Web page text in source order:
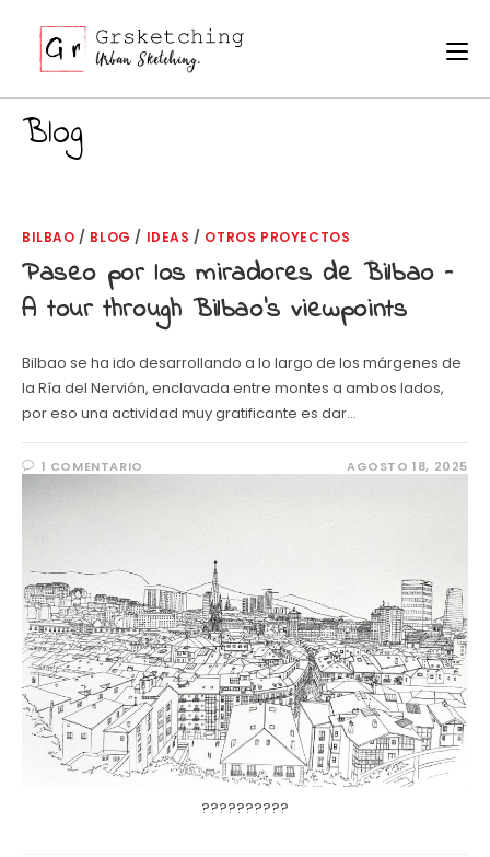
contenido
Blog
BILBAO / BLOG / IDEAS / OTROS PROYECTOS
Paseo por los miradores de Bilbao –
A tour through Bilbao’s viewpoints
Bilbao se ha ido desarrollando a lo largo de los márgenes de
la Ría del Nervión, enclavada entre montes a ambos lados,
por eso una actividad muy gratificante es dar…
1 COMENTARIO AGOSTO 18, 2025
??????????